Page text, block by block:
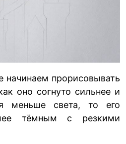
прорисовывать
оно согнуто сильнее и
меньше света, то его
тёмным с резкими